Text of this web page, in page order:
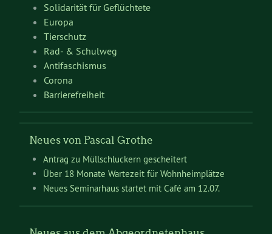
Solidarität für Geflüchtete
Europa
Tierschutz
Rad- & Schulweg
Antifaschismus
Corona
Barrierefreiheit
Neues von Pascal Grothe
Antrag zu Müllschluckern gescheitert
Über 18 Monate Wartezeit für Wohnheimplätze
Neues Seminarhaus startet mit Café am 12.07.